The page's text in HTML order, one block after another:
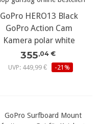
GoPro HERO13 Black
GoPro Action Cam
Kamera polar white
355,04 €
UVP: 449,99 €
-21%